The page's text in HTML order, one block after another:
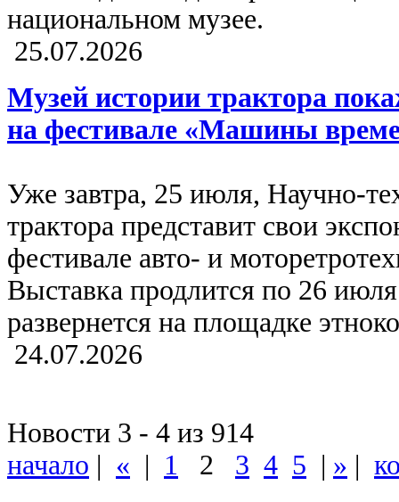
национальном музее.
25.07.2026
Музей истории трактора
на фестивале «Машины
Уже завтра, 25 июля, Научно-
трактора представит свои
фестивале авто- и
Выставка продлится по 26
развернется на площадке
24.07.2026
Новости 3 - 4 из 914
начало | « | 1 2 3 4 5 | » |